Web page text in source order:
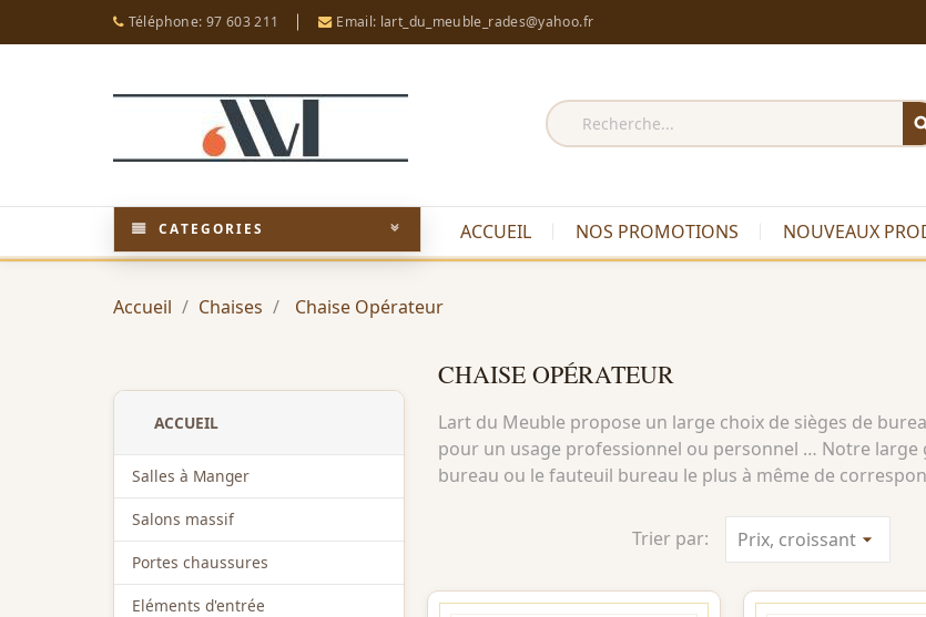
Téléphone: 97 603 211 Email: lart_du_meuble_rades@yahoo.fr
CATEGORIES ACCUEIL NOS PROMOTIONS NOUVEAUX
Accueil Chaises Chaise Opérateur
ACCUEIL
Salles à Manger
Salons massif
Portes chaussures
Eléments d'entrée
CHAISE OPÉRATEUR
Lart du Meuble propose un large choix de sièges de
pour un usage professionnel ou personnel … Notre
bureau ou le fauteuil bureau le plus à même de
Trier par: Prix, croissant arrow_drop_down